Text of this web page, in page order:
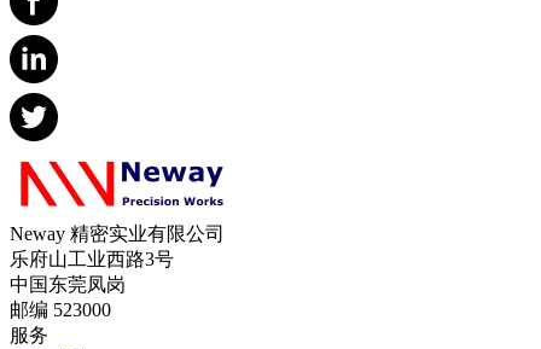
Neway 精密实业有限公司
乐府山工业西路3号
中国东莞凤岗
邮编 523000
服务